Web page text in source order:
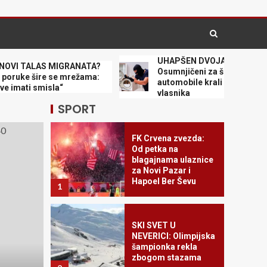
MIGRANATA?
se mrežama:
smisla“
UHAPŠEN DVOJAC IZ KULE I
Osumnjičeni za šest teških krađa –
automobile krali nakon upada u
vlasnika
VESTI DANA
RIZIKOVAO SVE I KUPIO
SPORT
5
SRBIJA JE PRVAK
EVROPE!
1
FK Crvena zvezda:
Od petka na
blagajnama ulaznice
za Novi Pazar i
Hapoel Ber Ševu
SKI SVET U
NEVERICI: Olimpijska
šampionka rekla
zbogom stazama